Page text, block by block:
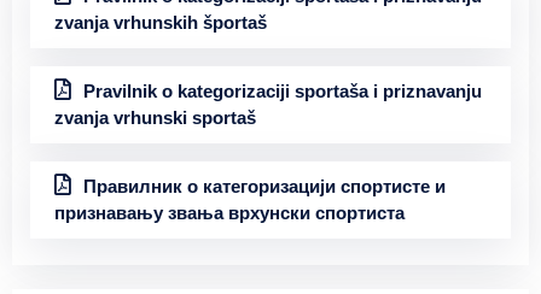
zvanja vrhunskih športaš
Pravilnik o kategorizaciji sportaša i priznavanju
zvanja vrhunski sportaš
Правилник о категоризацији спортисте и
признавању звања врхунски спортиста